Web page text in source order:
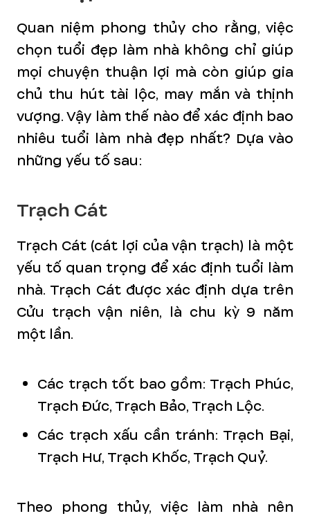
Quan niệm phong thủy cho rằng, việc
chọn tuổi đẹp làm nhà không chỉ giúp
mọi chuyện thuận lợi mà còn giúp gia
chủ thu hút tài lộc, may mắn và thịnh
vượng. Vậy làm thế nào để xác định bao
nhiêu tuổi làm nhà đẹp nhất? Dựa vào
những yếu tố sau:
Trạch Cát
Trạch Cát (cát lợi của vận trạch) là một
yếu tố quan trọng để xác định tuổi làm
nhà. Trạch Cát được xác định dựa trên
Cửu trạch vận niên, là chu kỳ 9 năm
một lần.
Các trạch tốt bao gồm: Trạch Phúc,
Trạch Đức, Trạch Bảo, Trạch Lộc.
Các trạch xấu cần tránh: Trạch Bại,
Trạch Hư, Trạch Khốc, Trạch Quỷ.
Theo phong thủy, việc làm nhà nên